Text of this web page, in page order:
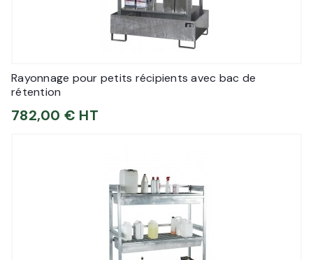
Rayonnage pour petits récipients avec bac de
rétention
782,00 € HT